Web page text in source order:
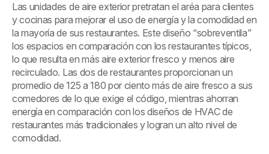
Las unidades de aire exterior pretratan el aréa para clientes
y cocinas para mejorar el uso de energía y la comodidad en
la mayoría de sus restaurantes. Este diseño “sobreventila”
los espacios en comparación con los restaurantes típicos,
lo que resulta en más aire exterior fresco y menos aire
recirculado. Las dos de restaurantes proporcionan un
promedio de 125 a 180 por ciento más de aire fresco a sus
comedores de lo que exige el código, mientras ahorran
energía en comparación con los diseños de HVAC de
restaurantes más tradicionales y logran un alto nivel de
comodidad.